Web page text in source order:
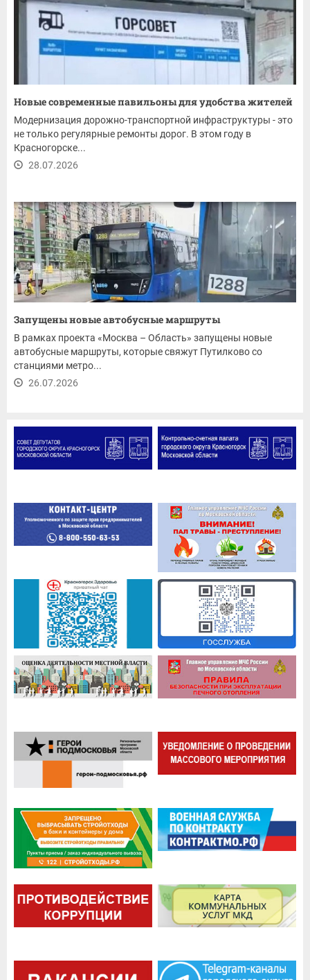
Новые современные павильоны для удобства жителей
Модернизация дорожно-транспортной инфраструктуры - это
не только регулярные ремонты дорог. В этом году в
Красногорске...
28.07.2026
Запущены новые автобусные маршруты
В рамках проекта «Москва – Область» запущены новые
автобусные маршруты, которые свяжут Путилково со
станциями метро...
26.07.2026